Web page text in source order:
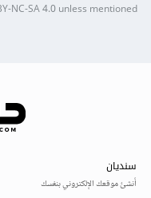
NC-SA 4.0unless mentioned